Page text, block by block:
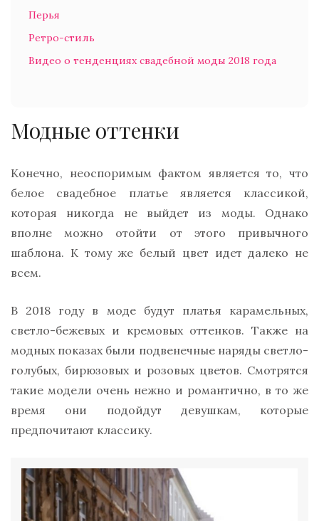
Перья
Ретро-стиль
Видео о тенденциях свадебной моды 2018 года
Модные оттенки
Конечно, неоспоримым фактом является то, что
белое свадебное платье является классикой,
которая никогда не выйдет из моды. Однако
вполне можно отойти от этого привычного
шаблона. К тому же белый цвет идет далеко не
всем.
В 2018 году в моде будут платья карамельных,
светло-бежевых и кремовых оттенков. Также на
модных показах были подвенечные наряды светло-
голубых, бирюзовых и розовых цветов. Смотрятся
такие модели очень нежно и романтично, в то же
время они подойдут девушкам, которые
предпочитают классику.